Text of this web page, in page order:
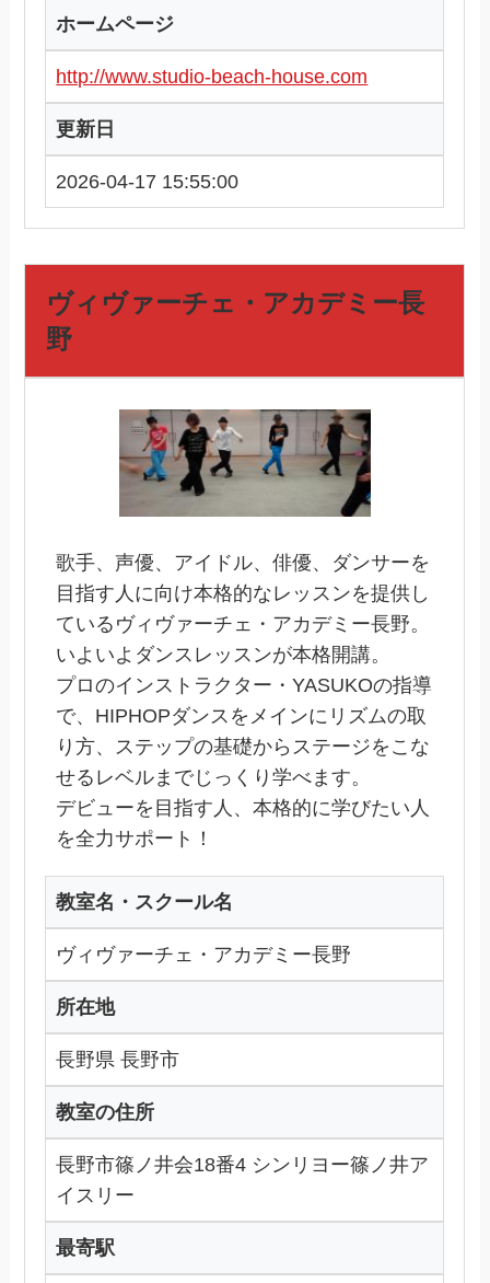
ホームページ
http://www.studio-beach-house.com
更新日
2026-04-17 15:55:00
ヴィヴァーチェ・アカデミー長
野
歌手、声優、アイドル、俳優、ダンサーを
目指す人に向け本格的なレッスンを提供し
ているヴィヴァーチェ・アカデミー長野。
いよいよダンスレッスンが本格開講。
プロのインストラクター・YASUKOの指導
で、HIPHOPダンスをメインにリズムの取
り方、ステップの基礎からステージをこな
せるレベルまでじっくり学べます。
デビューを目指す人、本格的に学びたい人
を全力サポート！
教室名・スクール名
ヴィヴァーチェ・アカデミー長野
所在地
長野県 長野市
教室の住所
長野市篠ノ井会18番4 シンリヨー篠ノ井ア
イスリー
最寄駅